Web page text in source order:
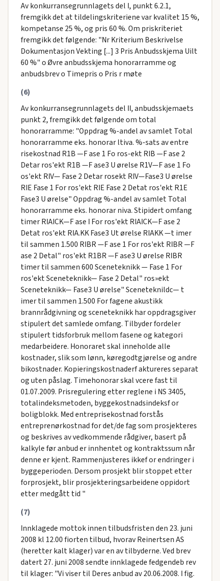
Av konkurransegrunnlagets del I, punkt 6.2.1,
fremgikk det at tildelingskriteriene var kvalitet 15 %,
kompetanse 25 %, og pris 60 %. Om priskriteriet
fremgikk det følgende: "Nr Kriterium Beskrivelse
Dokumentasjon Vekting [...] 3 Pris Anbudsskjema Uilt
60 %" o Øvre anbudsskjema honorarramme og
anbudsbrev o Timepris o Pris r møte
(6)
Av konkurransegrunnlagets del II, anbudsskjemaets
punkt 2, fremgikk det følgende om total
honorarramme: "Oppdrag %-andel av samlet Total
honorarramme eks. honorar ltiva. %-sats av entre
risekostnad R1B —F ase 1 Fo ros-ekt RIB —F ase 2
Detar ros'ekt R1B —F ase3 U ørelse R1V—F ase 1 Fo
os'ekt RIV— Fase 2 Detar rosekt RIV—Fase3 U ørelse
RIE Fase 1 For ros'ekt RIE Fase 2 Detat ros'ekt R1E
Fase3 U ørelse" Oppdrag %-andel av samlet Total
honorarramme eks. honorar niva. Stipidert omfang
timer RIAICK—F ase I For ros'ekt RIAICK—F ase 2
Detat ros'ekt RIA.KK Fase3 Ut ørelse RIAKK —t imer
til sammen 1.500 RIBR —F ase 1 For ros'ekt RIBR —F
ase 2 Detal" ros'ekt R1BR —F ase3 U ørelse RIBR
timer til sammen 600 Sceneteknikk — Fase 1 For
ros'ekt Sceneteknikk— Fase 2 Detal" ros»ekt
Sceneteknikk— Fase3 U ørelse" Sceneteknildc— t
imer til sammen 1.500 For fagene akustikk
brannrådgivning og sceneteknikk har oppdragsgiver
stipulert det samlede omfang. Tilbyder fordeler
stipulert tidsforbruk mellom fasene og kategori
medarbeidere. Honoraret skal inneholde alle
kostnader, slik som lønn, køregodtgjørelse og andre
bikostnader. Kopieringskostnaderf aktureres separat
og uten påslag. Timehonorar skal vcere fast til
01.07.2009. Prisregulering etter reglene i NS 3405,
totalindeksmetoden, byggekostnadsindeksf or
boligblokk. Med entreprisekostnad forstås
entreprenørkostnad for det/de fag som prosjekteres
og beskrives av vedkommende rådgiver, basert på
kalkyle før anbud er innhentet og kontraktssum når
denne er kjent. Rammenjusteres ikkef or endringer i
byggeperioden. Dersom prosjekt blir stoppet etter
forprosjekt, blir prosjekteringsarbeidene oppidort
etter medgått tid "
(7)
Innklagede mottok innen tilbudsfristen den 23. juni
2008 kl 12.00 fiorten tilbud, hvorav Reinertsen AS
(heretter kalt klager) var en av tilbyderne. Ved brev
datert 27. juni 2008 sendte innklagede fedgendeb rev
til klager: "Vi viser til Deres anbud av 20.06.2008. I fig.